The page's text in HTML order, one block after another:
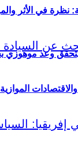
وعد موهوزي
نظرة في الأثر
الموازية في